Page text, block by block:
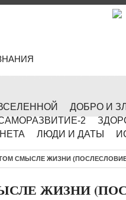
ДОБРО И
2
ЛЮДИ И ДАТЫ
СМЫСЛЕ ЖИЗНИ
ЖИЗНИ